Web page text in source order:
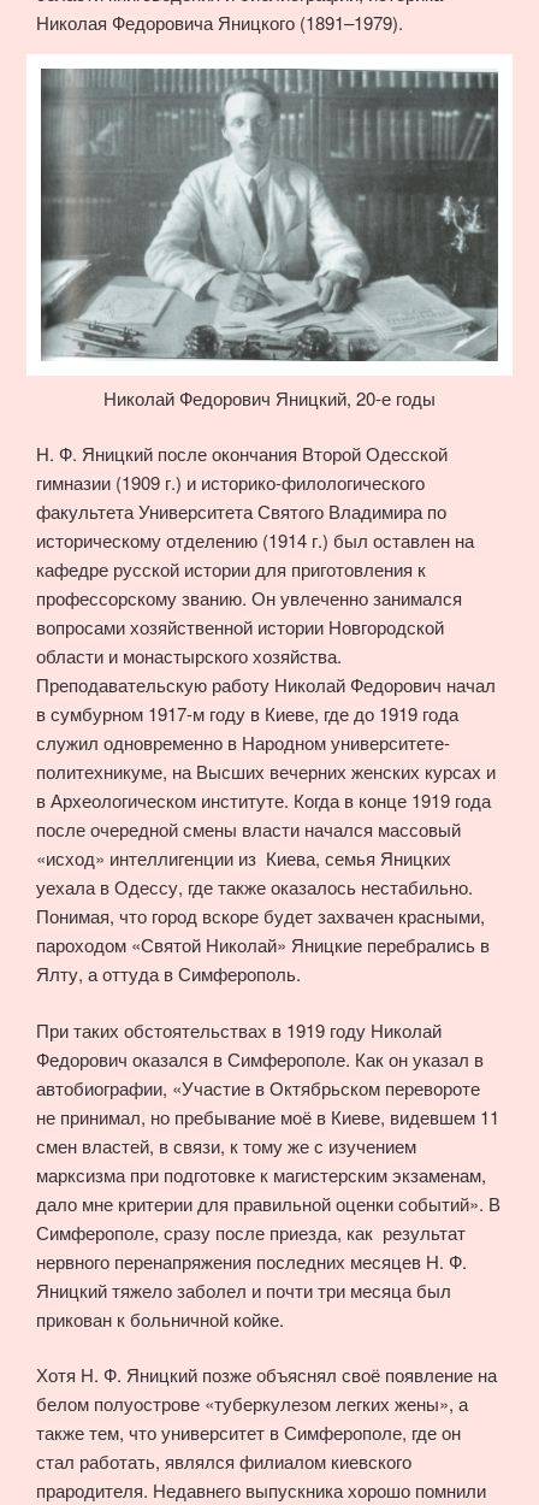
Николая Федоровича Яницкого (1891–1979).
Николай Федорович Яницкий, 20-е годы
Н. Ф. Яницкий после окончания Второй Одесской
гимназии (1909 г.) и историко-филологического
факультета Университета Святого Владимира по
историческому отделению (1914 г.) был оставлен на
кафедре русской истории для приготовления к
профессорскому званию. Он увлеченно занимался
вопросами хозяйственной истории Новгородской
области и монастырского хозяйства.
Преподавательскую работу Николай Федорович начал
в сумбурном 1917-м году в Киеве, где до 1919 года
служил одновременно в Народном университете-
политехникуме, на Высших вечерних женских курсах и
в Археологическом институте. Когда в конце 1919 года
после очередной смены власти начался массовый
«исход» интеллигенции из Киева, семья Яницких
уехала в Одессу, где также оказалось нестабильно.
Понимая, что город вскоре будет захвачен красными,
пароходом «Святой Николай» Яницкие перебрались в
Ялту, а оттуда в Симферополь.
При таких обстоятельствах в 1919 году Николай
Федорович оказался в Симферополе. Как он указал в
автобиографии, «Участие в Октябрьском перевороте
не принимал, но пребывание моё в Киеве, видевшем 11
смен властей, в связи, к тому же с изучением
марксизма при подготовке к магистерским экзаменам,
дало мне критерии для правильной оценки событий». В
Симферополе, сразу после приезда, как результат
нервного перенапряжения последних месяцев Н. Ф.
Яницкий тяжело заболел и почти три месяца был
прикован к больничной койке.
Хотя Н. Ф. Яницкий позже объяснял своё появление на
белом полуострове «туберкулезом легких жены», а
также тем, что университет в Симферополе, где он
стал работать, являлся филиалом киевского
прародителя. Недавнего выпускника хорошо помнили